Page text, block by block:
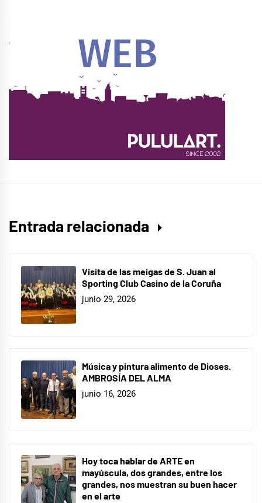
Entrada relacionada
Visita de las meigas de S. Juan al
Sporting Club Casino de la Coruña
junio 29, 2026
Música y pintura alimento de Dioses.
AMBROSÍA DEL ALMA
junio 16, 2026
Hoy toca hablar de ARTE en
mayúscula, dos grandes, entre los
grandes, nos muestran su buen hacer
en el arte